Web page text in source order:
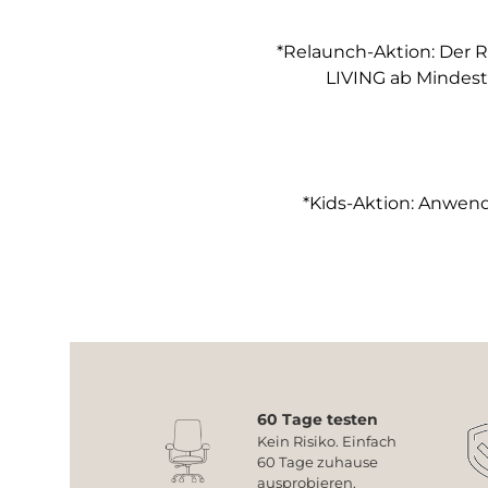
*Relaunch-Aktion: Der
LIVING ab
*Kids-Aktion:
60 Tage testen
Kein Risiko. Einfach
60 Tage zuhause
ausprobieren.